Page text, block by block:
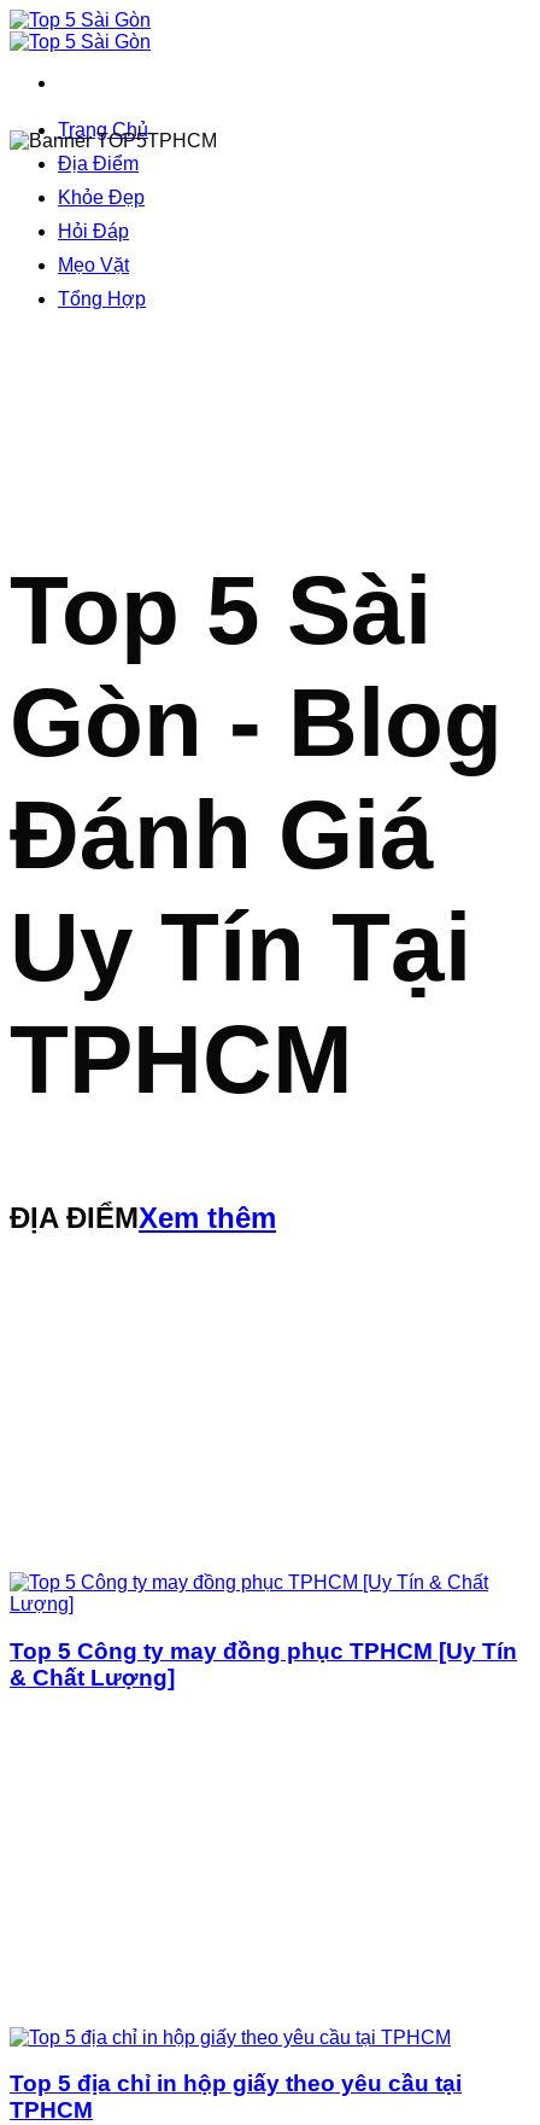
Bỏ
qua
dung
Trang Chủ
Địa Điểm
Khỏe Đẹp
Hỏi Đáp
Mẹo Vặt
Tổng Hợp
Top 5 Sài
Gòn - Blog
Đánh Giá
Uy Tín Tại
TPHCM
ĐỊA ĐIỂMXem thêm
Top 5 Công ty may đồng phục TPHCM [Uy Tín
& Chất Lượng]
Top 5 địa chỉ in hộp giấy theo yêu cầu tại
TPHCM